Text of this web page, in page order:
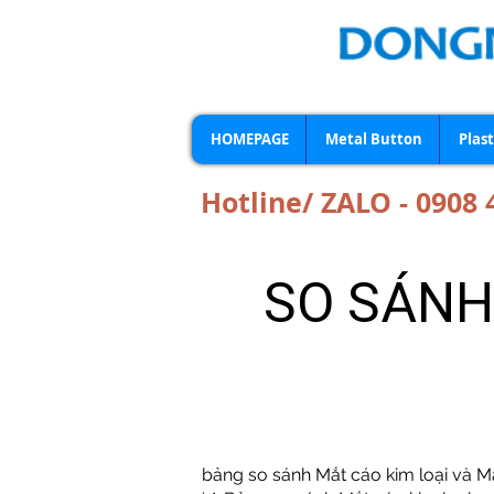
HOMEPAGE Metal Button
Hotline/ ZALO - 0908
SO
bảng so sánh Mắt cáo kim loại và